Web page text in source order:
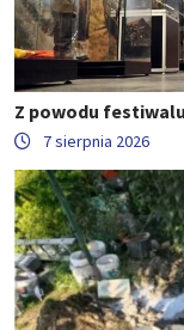
Z powodu
7 sierpnia 2026